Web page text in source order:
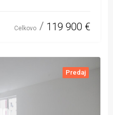
Celkovo 119 900 €
Predaj